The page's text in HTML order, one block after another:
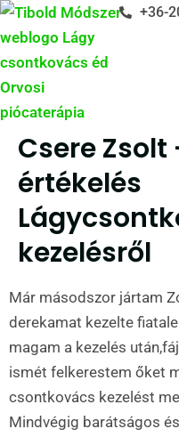
+36-
Csere
értékelés
kezelésről
Már másodszor jártam
derekamat kezelte
magam a kezelés
ismét felkerestem őket
csontkovács kezelést
Mindvégig barátságos